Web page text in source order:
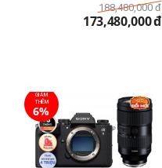
188,480,000 đ
173,480,000đ
GIẢM
THÊM
6%